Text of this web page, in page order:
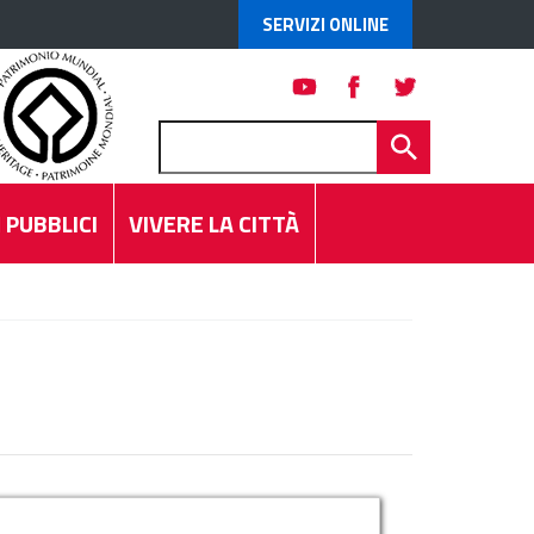
SERVIZI ONLINE
VIVERE LA CITTÀ